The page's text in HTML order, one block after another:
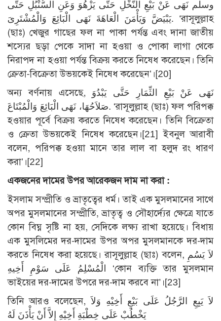
وسلم نَهَى عَنْ بَيْعِ النَّخْلِ حَتَّى يَزْهُوَ وَعَنِ السُّنْبُلِ حَتَّى
يَبْيَضَّ وَيَأْمَنَ الْعَاهَةَ نَهَى الْبَائِعَ وَالْمُشْتَرِىَ. ‘রাসূলুল্লাহ
(ছাঃ) খেজুর গাছের ফল না পাকা পর্যন্ত এবং দানা জাতীয়
শস্যের ছড়া পেকে সাদা না হওয়া ও পোকা লাগা থেকে
নিরাপদ না হওয়া পর্যন্ত বিক্রয় করতে নিষেধ করেছেন। তিনি
ক্রেতা-বিক্রেতা উভয়কেই নিষেধ করেছেন’।[20]
অন্য বর্ণনায় এসেছে, نَهَى عَنْ بَيْعِ الثِّمَارِ حَتَّى يَبْدُوَ
صَلاَحُهَا، نَهَى الْبَائِعَ وَالْمُبْتَاعَ. ‘রাসূলুল্লাহ (ছাঃ) ফল পরিপক্ক
হওয়ার পূর্বে বিক্রয় করতে নিষেধ করেছেন। তিনি বিক্রেতা
ও ক্রেতা উভয়কেই নিষেধ করেছেন।[21] ইবনুল আরাবী
বলেন, পরিপক্ক হওয়া মানে তার লাল বা হলুদ রং ধারণ
করা’।[22]
একজনের দামের উপর আরেকজন দাম না করা :
ইসলাম সম্প্রীতি ও ভ্রাতৃত্বের ধর্ম। তাই এক মুসলমানের সাথে
অপর মুসলমানের সম্প্রীতি, ভ্রাতৃত্ব ও সৌহার্দ্যের ক্ষেত্রে যাতে
কোন বিঘ্ন সৃষ্টি না হয়, সেদিকে লক্ষ্য রাখা হয়েছে। বিধায়
এক মুসলিমের দর-দামের উপর অপর মুসলমানকে দর-দাম
করতে নিষেধ করা হয়েছে। রাসূলুল্লাহ (ছাঃ) বলেন, لاَ يَسُمِ
الْمُسْلِمُ عَلَى سَوْمِ أَخِيهِ ‘কোন ব্যক্তি তার মুসলমান
ভাইয়ের দর-দামের উপরে দর-দাম করবে না’।[23]
তিনি আরও বলেছেন, لاَ يَبِعِ الرَّجُلُ عَلَى بَيْعِ أَخِيْهِ وَلاَ
يَخْطُبْ عَلَى خِطْبَةِ أَخِيْهِ إِلاَّ أَنْ يَأْذَنَ لَهُ